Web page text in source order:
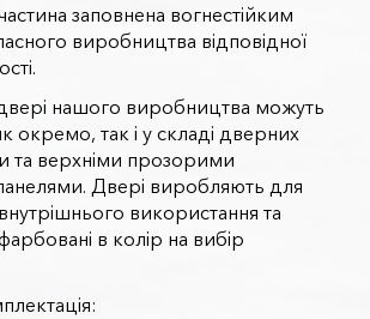
заповнена вогнестійким
виробництва відповідної
нашого виробництва можуть
окремо, так і у складі дверних
та верхніми прозорими
Двері виробляють для
використання та
в колір на вибір